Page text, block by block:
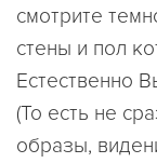
смотрите
стены и пол
Естественно
(То есть не
образы,